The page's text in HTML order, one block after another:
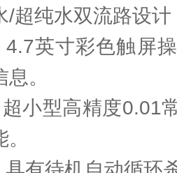
/超纯水双流路设
英寸彩色触屏操
。
型高精度0.01常